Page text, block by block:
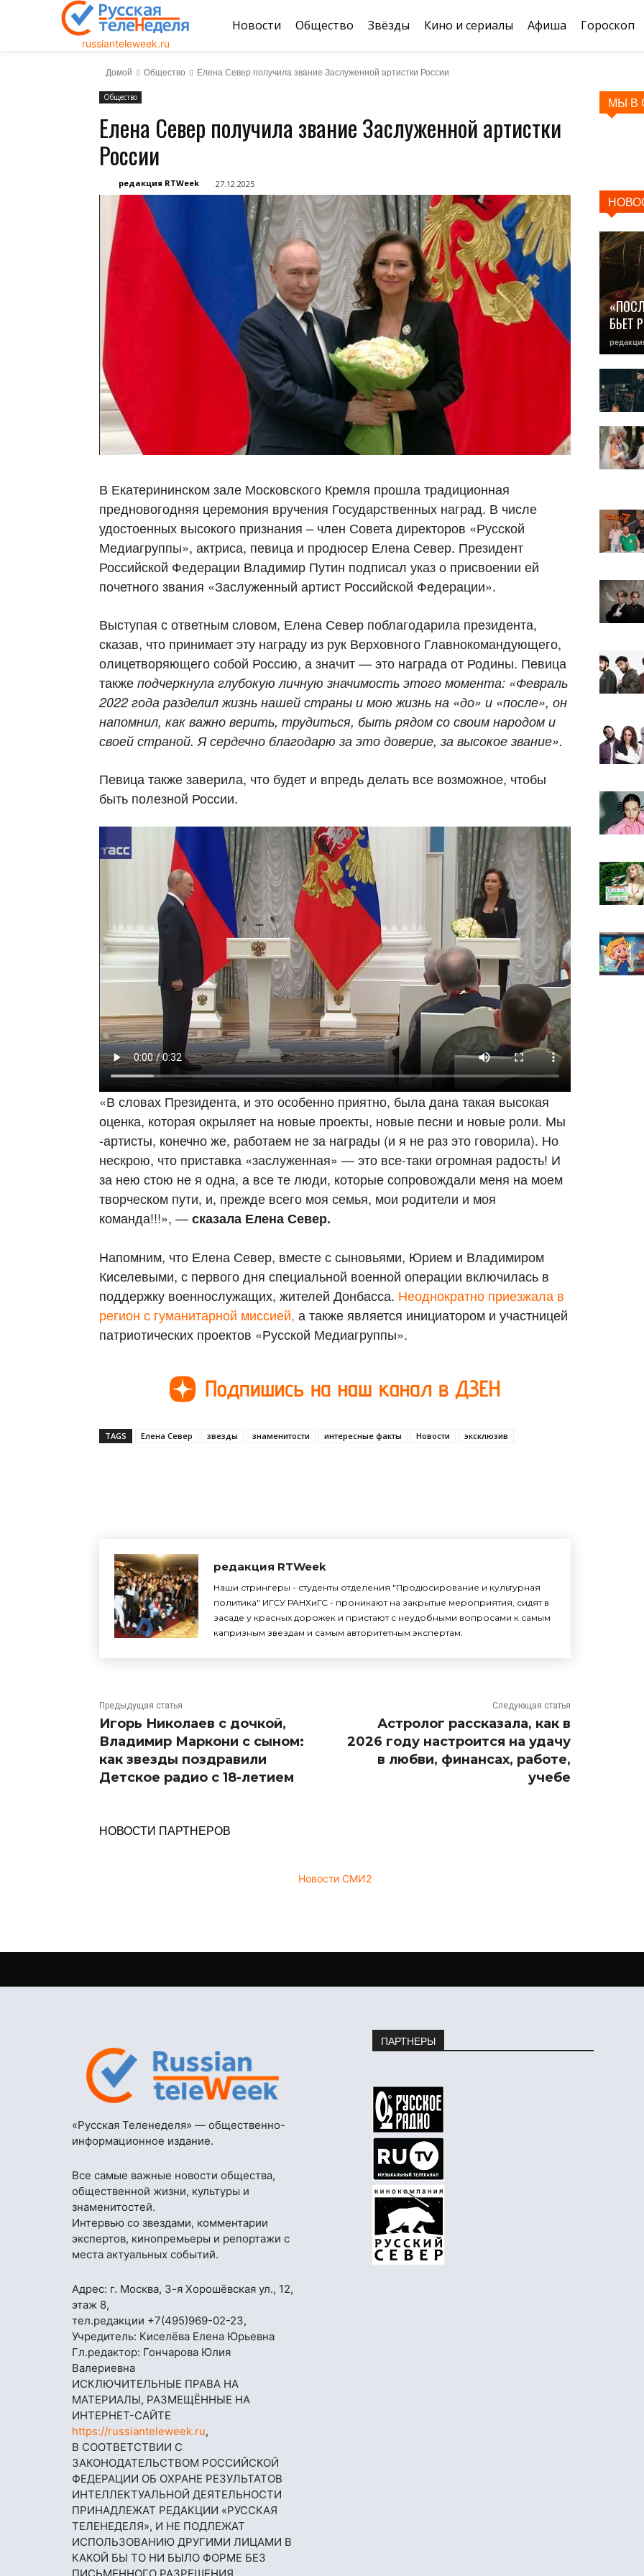
russianteleweek.ru
Новости Общество Звёзды Кино и сериалы Афиша Гороскоп
Домой Общество Елена Север получила звание Заслуженной артистки России
Общество
Елена Север получила звание Заслуженной артистки
России
редакция RTWeek 27.12.2025
В Екатерининском зале Московского Кремля прошла традиционная
предновогодняя церемония вручения Государственных наград. В числе
удостоенных высокого признания – член Совета директоров «Русской
Медиагруппы», актриса, певица и продюсер Елена Север. Президент
Российской Федерации Владимир Путин подписал указ о присвоении ей
почетного звания «Заслуженный артист Российской Федерации».
Выступая с ответным словом, Елена Север поблагодарила президента,
сказав, что принимает эту награду из рук Верховного Главнокомандующего,
олицетворяющего собой Россию, а значит — это награда от Родины. Певица
также подчеркнула глубокую личную значимость этого момента: «Февраль
2022 года разделил жизнь нашей страны и мою жизнь на «до» и «после», он
напомнил, как важно верить, трудиться, быть рядом со своим народом и
своей страной. Я сердечно благодарю за это доверие, за высокое звание».
Певица также заверила, что будет и впредь делать все возможное, чтобы
быть полезной России.
«В словах Президента, и это особенно приятно, была дана такая высокая
оценка, которая окрыляет на новые проекты, новые песни и новые роли. Мы
-артисты, конечно же, работаем не за награды (и я не раз это говорила). Но
нескрою, что приставка «заслуженная» — это все-таки огромная радость! И
за нею стою не я одна, а все те люди, которые сопровождали меня на моем
творческом пути, и, прежде всего моя семья, мои родители и моя
команда!!!», —сказала Елена Север.
Напомним, что Елена Север, вместе с сыновьями, Юрием и Владимиром
Киселевыми, с первого дня специальной военной операции включилась в
поддержку военнослужащих, жителей Донбасса. Неоднократно приезжала в
регион с гуманитарной миссией, а также является инициатором и участницей
патриотических проектов «Русской Медиагруппы».
TAGS Елена Север звезды знаменитости интересные факты Новости эксклюзив
редакция RTWeek
Наши стрингеры - студенты отделения "Продюсирование и культурная
политика" ИГСУ РАНХиГС - проникают на закрытые мероприятия, сидят в
засаде у красных дорожек и пристают с неудобными вопросами к самым
капризным звездам и самым авторитетным экспертам.
Предыдущая статья
Игорь Николаев с дочкой,
Владимир Маркони с сыном:
как звезды поздравили
Детское радио с 18-летием
Следующая статья
Астролог рассказала, как в
2026 году настроится на удачу
в любви, финансах, работе,
учебе
НОВОСТИ ПАРТНЕРОВ
Новости СМИ2
МЫ В
БЬЕТ
«Русская Теленеделя» — общественно-
информационное издание.
Все самые важные новости общества,
общественной жизни, культуры и
знаменитостей.
Интервью со звездами, комментарии
экспертов, кинопремьеры и репортажи с
места актуальных событий.
Адрес: г. Москва, 3-я Хорошёвская ул., 12,
этаж 8,
тел.редакции +7(495)969-02-23,
Учредитель: Киселёва Елена Юрьевна
Гл.редактор: Гончарова Юлия
Валериевна
ИСКЛЮЧИТЕЛЬНЫЕ ПРАВА НА
МАТЕРИАЛЫ, РАЗМЕЩЁННЫЕ НА
ИНТЕРНЕТ-САЙТЕ
https://russianteleweek.ru,
В СООТВЕТСТВИИ С
ЗАКОНОДАТЕЛЬСТВОМ РОССИЙСКОЙ
ФЕДЕРАЦИИ ОБ ОХРАНЕ РЕЗУЛЬТАТОВ
ИНТЕЛЛЕКТУАЛЬНОЙ ДЕЯТЕЛЬНОСТИ
ПРИНАДЛЕЖАТ РЕДАКЦИИ «РУССКАЯ
ТЕЛЕНЕДЕЛЯ», И НЕ ПОДЛЕЖАТ
ИСПОЛЬЗОВАНИЮ ДРУГИМИ ЛИЦАМИ В
КАКОЙ БЫ ТО НИ БЫЛО ФОРМЕ БЕЗ
ПАРТНЕРЫ